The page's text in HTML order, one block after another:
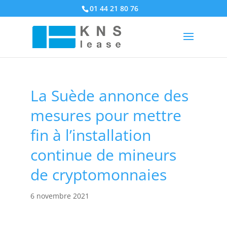
01 44 21 80 76
La Suède annonce des
mesures pour mettre
fin à l’installation
continue de mineurs
de cryptomonnaies
6 novembre 2021